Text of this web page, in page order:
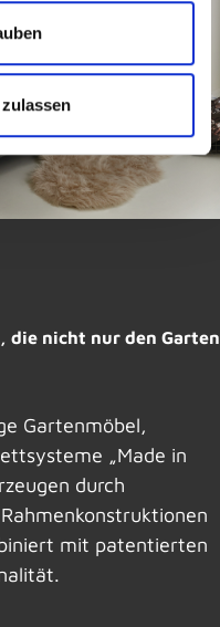
die nicht nur den Garten
Gartenmöbel,
„Made in
durch
mit patentierten